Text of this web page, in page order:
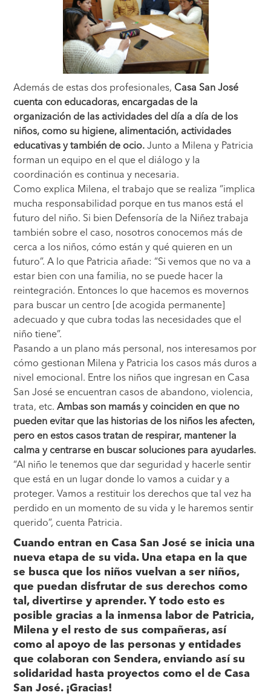
Además de estas dos profesionales, Casa San José
cuenta con educadoras, encargadas de la
organización de las actividades del día a día de los
niños, como su higiene, alimentación, actividades
educativas y también de ocio. Junto a Milena y Patricia
forman un equipo en el que el diálogo y la
coordinación es continua y necesaria.
Como explica Milena, el trabajo que se realiza “implica
mucha responsabilidad porque en tus manos está el
futuro del niño. Si bien Defensoría de la Niñez trabaja
también sobre el caso, nosotros conocemos más de
cerca a los niños, cómo están y qué quieren en un
futuro”. A lo que Patricia añade: “Si vemos que no va a
estar bien con una familia, no se puede hacer la
reintegración. Entonces lo que hacemos es movernos
para buscar un centro [de acogida permanente]
adecuado y que cubra todas las necesidades que el
niño tiene”.
Pasando a un plano más personal, nos interesamos por
cómo gestionan Milena y Patricia los casos más duros a
nivel emocional. Entre los niños que ingresan en Casa
San José se encuentran casos de abandono, violencia,
trata, etc.Ambas son mamás y coinciden en que no
pueden evitar que las historias de los niños les afecten,
pero en estos casos tratan de respirar, mantener la
calma y centrarse en buscar soluciones para ayudarles.
“Al niño le tenemos que dar seguridad y hacerle sentir
que está en un lugar donde lo vamos a cuidar y a
proteger. Vamos a restituir los derechos que tal vez ha
perdido en un momento de su vida y le haremos sentir
querido”, cuenta Patricia.
Cuando entran en Casa San José se inicia una
nueva etapa de su vida. Una etapa en la que
se busca que los niños vuelvan a ser niños,
que puedan disfrutar de sus derechos como
tal, divertirse y aprender. Y todo esto es
posible gracias a la inmensa labor de Patricia,
Milena y el resto de sus compañeras, así
como al apoyo de las personas y entidades
que colaboran con Sendera, enviando así su
solidaridad hasta proyectos como el de Casa
San José. ¡Gracias!